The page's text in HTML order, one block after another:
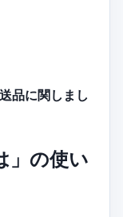
品に関しまし
」の使い